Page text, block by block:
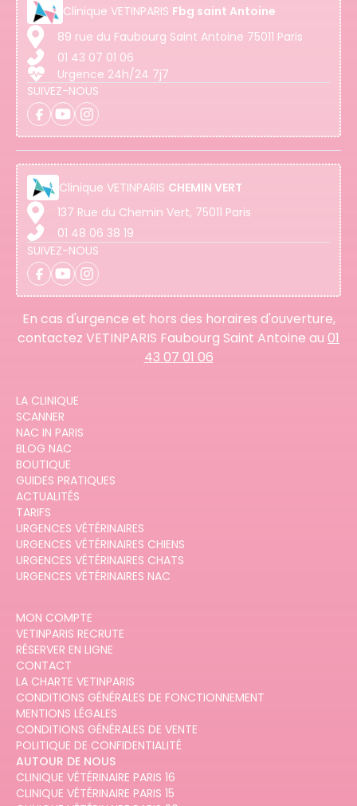
Clinique VETINPARIS Fbg saint Antoine
89 rue du Faubourg Saint Antoine 75011 Paris
01 43 07 01 06
Urgence 24h/24 7j7
SUIVEZ-NOUS
Clinique VETINPARIS CHEMIN VERT
137 Rue du Chemin Vert, 75011 Paris
01 48 06 38 19
SUIVEZ-NOUS
En cas d'urgence et hors des horaires d'ouverture,
contactez VETINPARIS Faubourg Saint Antoine au 01
43 07 01 06
LA CLINIQUE
SCANNER
NAC IN PARIS
BLOG NAC
BOUTIQUE
GUIDES PRATIQUES
ACTUALITÉS
TARIFS
URGENCES VÉTÉRINAIRES
URGENCES VÉTÉRINAIRES CHIENS
URGENCES VÉTÉRINAIRES CHATS
URGENCES VÉTÉRINAIRES NAC
MON COMPTE
VETINPARIS RECRUTE
RÉSERVER EN LIGNE
CONTACT
LA CHARTE VETINPARIS
CONDITIONS GÉNÉRALES DE FONCTIONNEMENT
MENTIONS LÉGALES
CONDITIONS GÉNÉRALES DE VENTE
POLITIQUE DE CONFIDENTIALITÉ
AUTOUR DE NOUS
CLINIQUE VÉTÉRINAIRE PARIS 16
CLINIQUE VÉTÉRINAIRE PARIS 15